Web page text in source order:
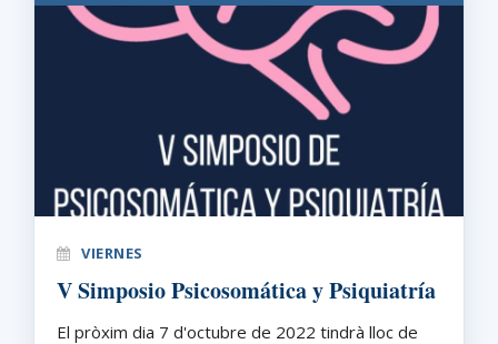
VIERNES
V Simposio Psicosomática y Psiquiatría
El pròxim dia 7 d'octubre de 2022 tindrà lloc de